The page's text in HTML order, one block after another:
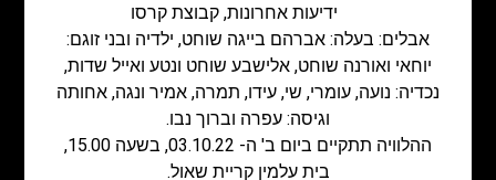
ידיעות אחרונות,קבוצת קרסו
אבלים: בעלה: אברהם בייגה שוחט, ילדיה ובני זוגם:
יוחאי ואורנה שוחט, אלישבע שוחט ונטע ואייל שדות,
נכדיה: נועה, עומרי, שי, עידו, תמרה, אמיר ונגה, אחותה
וגיסה: עפרה וברוך נבו.
ההלוויה תתקיים ביום ב' ה- 03.10.22, בשעה 15.00,
בית עלמין קריית שאול.